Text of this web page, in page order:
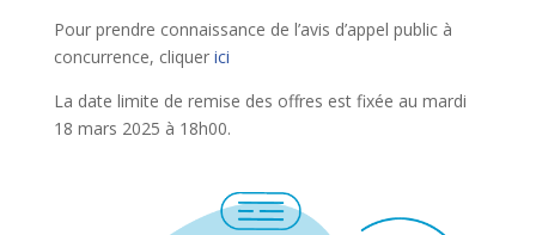
Pour prendre connaissance de l’avis d’appel public à
concurrence, cliquer ici
La date limite de remise des offres est fixée au mardi
18 mars 2025 à 18h00.